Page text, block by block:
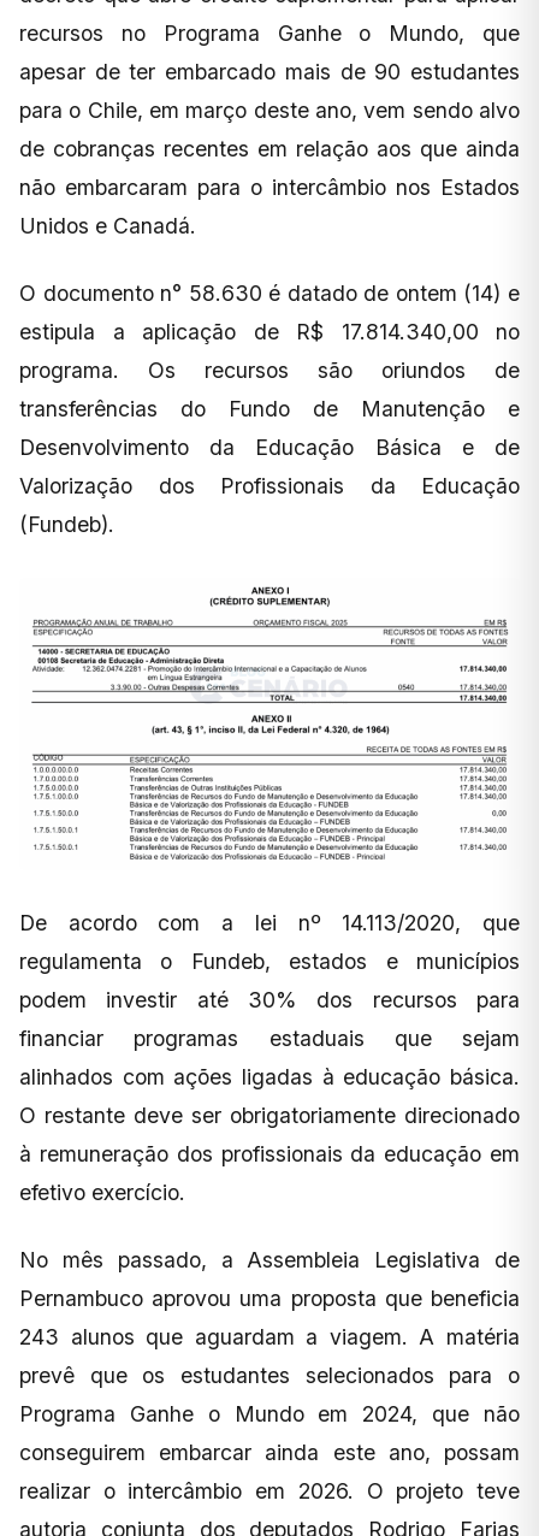
recursos no Programa Ganhe o Mundo, que
apesar de ter embarcado mais de 90 estudantes
para o Chile, em março deste ano, vem sendo alvo
de cobranças recentes em relação aos que ainda
não embarcaram para o intercâmbio nos Estados
Unidos e Canadá.
O documento n° 58.630 é datado de ontem (14) e
estipula a aplicação de R$ 17.814.340,00 no
programa. Os recursos são oriundos de
transferências do Fundo de Manutenção e
Desenvolvimento da Educação Básica e de
Valorização dos Profissionais da Educação
(Fundeb).
De acordo com a lei nº 14.113/2020, que
regulamenta o Fundeb, estados e municípios
podem investir até 30% dos recursos para
financiar programas estaduais que sejam
alinhados com ações ligadas à educação básica.
O restante deve ser obrigatoriamente direcionado
à remuneração dos profissionais da educação em
efetivo exercício.
No mês passado, a Assembleia Legislativa de
Pernambuco aprovou uma proposta que beneficia
243 alunos que aguardam a viagem. A matéria
prevê que os estudantes selecionados para o
Programa Ganhe o Mundo em 2024, que não
conseguirem embarcar ainda este ano, possam
realizar o intercâmbio em 2026. O projeto teve
autoria conjunta dos deputados Rodrigo Farias